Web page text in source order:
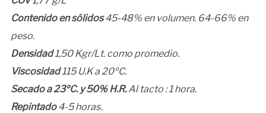
Contenido en sólidos45-48% en volumen. 64-66% en
peso.
Densidad1,50 Kgr/Lt. como promedio.
Viscosidad115 U.K a 20ºC.
Secado a 23ºC. y 50% H.R.Al tacto : 1 hora.
Repintado4-5 horas.